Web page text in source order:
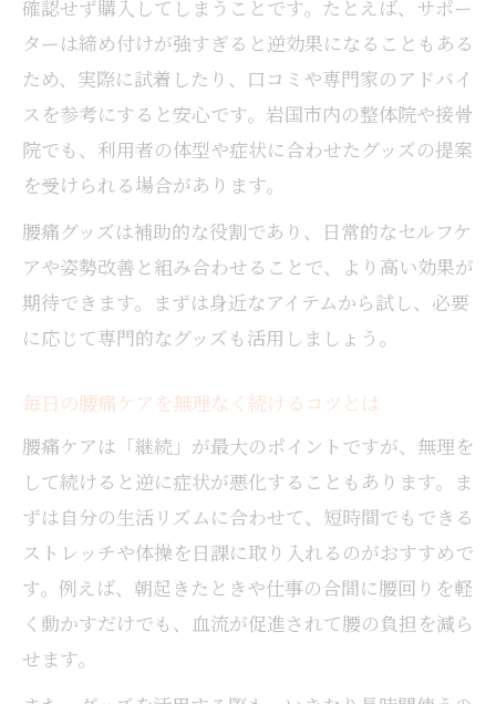
岩国市で人気の腰痛サポートアイテム紹介
腰痛軽減のための生活習慣見直しポイント
腰痛対策で注目されるマッサージ以外の方
法
説
腰痛持ちが実践する続けやすいセルフケア
整体やカイロ以外の腰痛対策が広がる理由
確認せず購入してしまうことです。たとえば、サポー
ターは締め付けが強すぎると逆効果になることもある
ため、実際に試着したり、口コミや専門家のアドバイ
スを参考にすると安心です。岩国市内の整体院や接骨
院でも、利用者の体型や症状に合わせたグッズの提案
を受けられる場合があります。
腰痛グッズは補助的な役割であり、日常的なセルフケ
アや姿勢改善と組み合わせることで、より高い効果が
期待できます。まずは身近なアイテムから試し、必要
に応じて専門的なグッズも活用しましょう。
毎日の腰痛ケアを無理なく続けるコツとは
腰痛ケアは「継続」が最大のポイントですが、無理を
して続けると逆に症状が悪化することもあります。ま
ずは自分の生活リズムに合わせて、短時間でもできる
ストレッチや体操を日課に取り入れるのがおすすめで
す。例えば、朝起きたときや仕事の合間に腰回りを軽
く動かすだけでも、血流が促進されて腰の負担を減ら
せます。